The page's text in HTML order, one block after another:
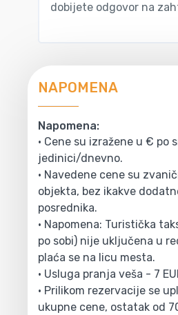
NAPOMENA
Napomena:
• Cene su izražene u € po
jedinici/dnevno.
• Navedene cene su
objekta, bez ikakve
posrednika.
• Napomena: Turistička
po sobi) nije uključena u
plaća se na licu mesta.
• Usluga pranja veša - 7
• Prilikom rezervacije se
ukupne cene, ostatak od